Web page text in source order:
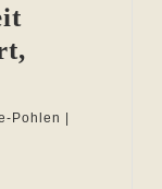
Pohlen Martina